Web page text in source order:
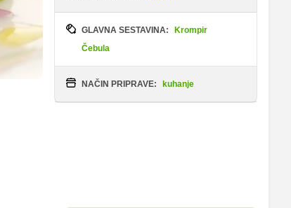
GLAVNA SESTAVINA:
Krompir
Čebula
NAČIN PRIPRAVE: kuhanje